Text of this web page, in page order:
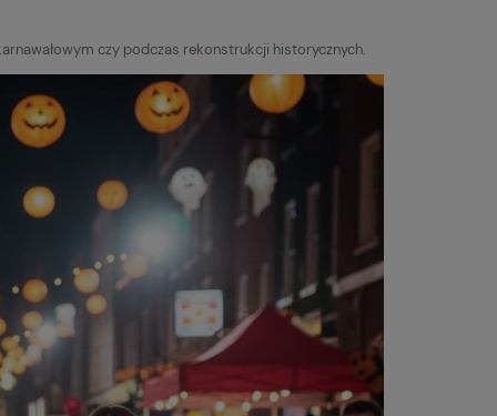
czy podczas rekonstrukcji historycznych.